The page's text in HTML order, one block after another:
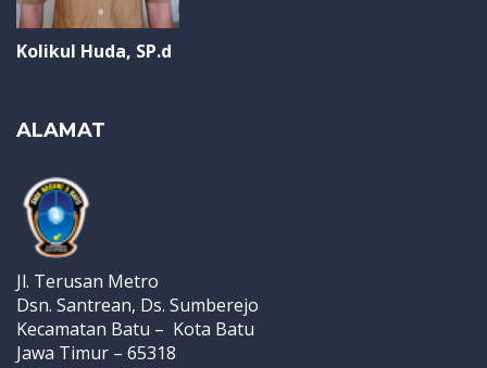
Kolikul Huda, SP.d
ALAMAT
Jl. Terusan Metro
Dsn. Santrean, Ds. Sumberejo
Kecamatan Batu – Kota Batu
Jawa Timur – 65318